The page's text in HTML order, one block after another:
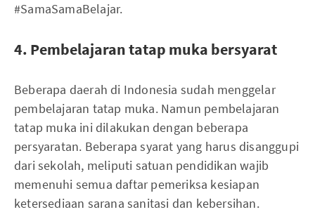
#SamaSamaBelajar.
4. Pembelajaran tatap muka bersyarat
Beberapa daerah di Indonesia sudah menggelar
pembelajaran tatap muka. Namun pembelajaran
tatap muka ini dilakukan dengan beberapa
persyaratan. Beberapa syarat yang harus disanggupi
dari sekolah, meliputi satuan pendidikan wajib
memenuhi semua daftar pemeriksa kesiapan
ketersediaan sarana sanitasi dan kebersihan.